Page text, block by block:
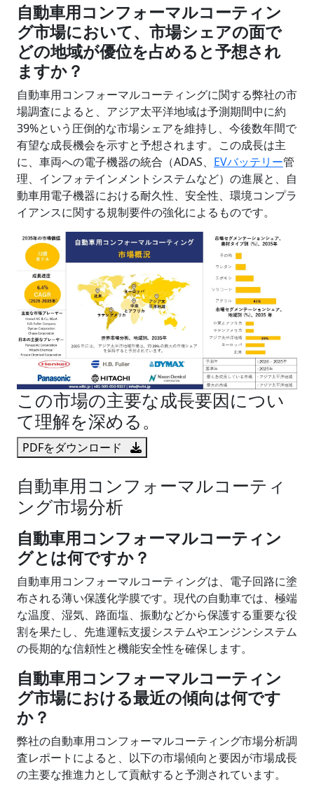
自動車用コンフォーマルコーティン
グ市場において、市場シェアの面で
どの地域が優位を占めると予想され
ますか？
自動車用コンフォーマルコーティングに関する弊社の市
場調査によると、アジア太平洋地域は予測期間中に約
39%という圧倒的な市場シェアを維持し、今後数年間で
有望な成長機会を示すと予想されます。この成長は主
に、車両への電子機器の統合（ADAS、 EVバッテリー管
理、インフォテインメントシステムなど）の進展と、自
動車用電子機器における耐久性、安全性、環境コンプラ
イアンスに関する規制要件の強化によるものです。
この市場の主要な成長要因につい
て理解を深める。
PDFをダウンロード
自動車用コンフォーマルコーティ
ング市場分析
自動車用コンフォーマルコーティン
グとは何ですか？
自動車用コンフォーマルコーティングは、電子回路に塗
布される薄い保護化学膜です。現代の自動車では、極端
な温度、湿気、路面塩、振動などから保護する重要な役
割を果たし、先進運転支援システムやエンジンシステム
の長期的な信頼性と機能安全性を確保します。
自動車用コンフォーマルコーティン
グ市場における最近の傾向は何です
か？
弊社の自動車用コンフォーマルコーティング市場分析調
査レポートによると、以下の市場傾向と要因が市場成長
の主要な推進力として貢献すると予測されています。